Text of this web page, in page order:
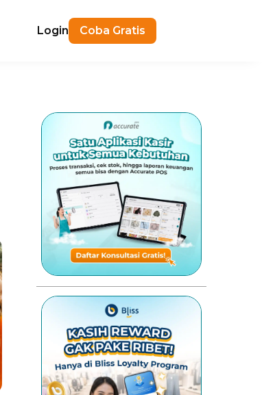
Login Coba Gratis